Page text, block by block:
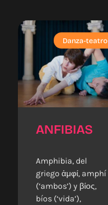
Danza-teatro
ANFIBIAS
Amphibia, del
griego ἀμφί, amphí
(‘ambos’) y βίος,
bíos (‘vida’),